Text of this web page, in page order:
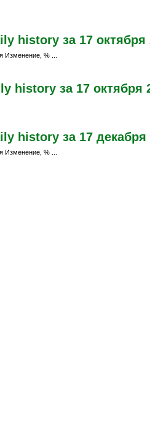
history за 17 октября
Изменение, % ...
history за 17 октября
history за 17 декабря
Изменение, % ...